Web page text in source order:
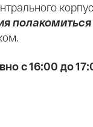
полакомиться
с 16:00 до